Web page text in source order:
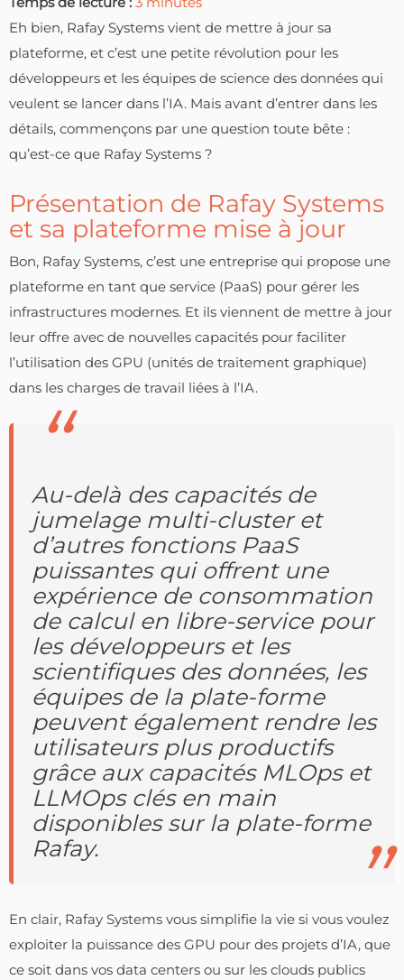
Eh bien, Rafay Systems vient de mettre à jour sa
plateforme, et c’est une petite révolution pour les
développeurs et les équipes de science des données qui
veulent se lancer dans l’IA. Mais avant d’entrer dans les
détails, commençons par une question toute bête :
qu’est-ce que Rafay Systems ?
Présentation de Rafay Systems
et sa plateforme mise à jour
Bon, Rafay Systems, c’est une entreprise qui propose une
plateforme en tant que service (PaaS) pour gérer les
infrastructures modernes. Et ils viennent de mettre à jour
leur offre avec de nouvelles capacités pour faciliter
l’utilisation des GPU (unités de traitement graphique)
dans les charges de travail liées à l’IA.
Au-delà des capacités de
jumelage multi-cluster et
d’autres fonctions PaaS
puissantes qui offrent une
expérience de consommation
de calcul en libre-service pour
les développeurs et les
scientifiques des données, les
équipes de la plate-forme
peuvent également rendre les
utilisateurs plus productifs
grâce aux capacités MLOps et
LLMOps clés en main
disponibles sur la plate-forme
Rafay.
En clair, Rafay Systems vous simplifie la vie si vous voulez
exploiter la puissance des GPU pour des projets d’IA, que
ce soit dans vos data centers ou sur les clouds publics